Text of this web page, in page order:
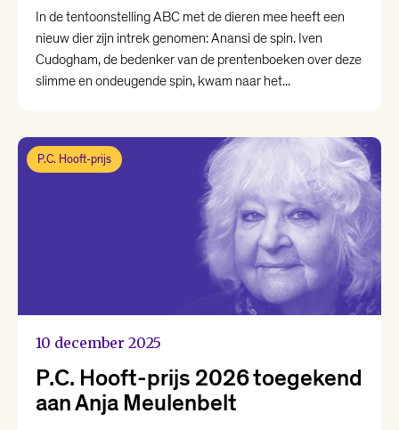
In de tentoonstelling ABC met de dieren mee heeft een
nieuw dier zijn intrek genomen: Anansi de spin. Iven
Cudogham, de bedenker van de prentenboeken over deze
slimme en ondeugende spin, kwam naar het...
P.C. Hooft-prijs
10 december 2025
P.C. Hooft-prijs 2026 toegekend
aan Anja Meulenbelt